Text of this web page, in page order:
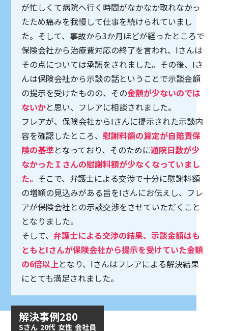
が忙しくて病院へ行く時間がなかなか取れなかっ
たため痛みを我慢して仕事を続けられていまし
た。そして、事故から3か月ほどが経ったところで
保険会社から治療費対応の終了を言われ、Iさんは
その点については承諾をされました。その後、Iさ
んは保険会社から示談の話ということで示談金額
の提示を受けたものの、その金額が少ないのでは
ないかと思い、フレアに相談されました。
フレアが、保険会社からIさんに提示された示談内
容を確認したところ、慰謝料額の算定が自賠責保
険の基準となっており、そのために通院日数が少
なかったＩさんの慰謝料額が少なくなっていまし
た。 そこで、弁護士による交渉で十分に慰謝料額
の増額の見込みがある旨をIさんにお伝えし、フレ
アが保険会社との示談交渉をさせていただくこと
となりました。
そして、弁護士による交渉の結果、示談金額はも
ともとIさんが保険会社から提示を受けていた金額
の6倍以上となり、Iさんはフレアによる解決結果
にとても満足されました。
解決事例280
Sさん 20代 女性 会社員